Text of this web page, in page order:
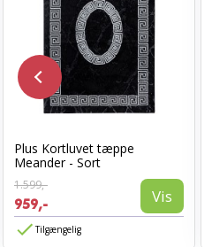
Plus Kortluvet tæppe
Meander - Sort
1.599,-
959,- Vis
Tilgængelig